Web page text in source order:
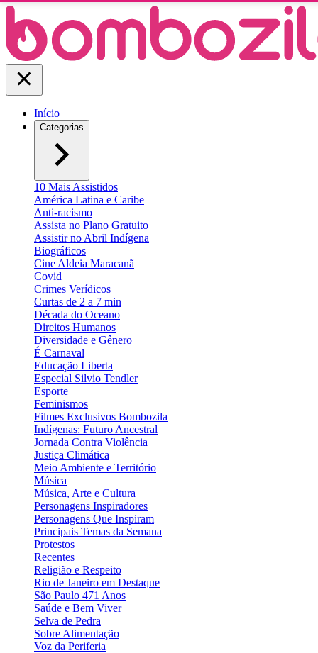
Início
Categorias
10 Mais Assistidos
América Latina e Caribe
Anti-racismo
Assista no Plano Gratuito
Assistir no Abril Indígena
Biográficos
Cine Aldeia Maracanã
Covid
Crimes Verídicos
Curtas de 2 a 7 min
Década do Oceano
Direitos Humanos
Diversidade e Gênero
É Carnaval
Educação Liberta
Especial Silvio Tendler
Esporte
Feminismos
Filmes Exclusivos Bombozila
Indígenas: Futuro Ancestral
Jornada Contra Violência
Justiça Climática
Meio Ambiente e Território
Música
Música, Arte e Cultura
Personagens Inspiradores
Personagens Que Inspiram
Principais Temas da Semana
Protestos
Recentes
Religião e Respeito
Rio de Janeiro em Destaque
São Paulo 471 Anos
Saúde e Bem Viver
Selva de Pedra
Sobre Alimentação
Voz da Periferia